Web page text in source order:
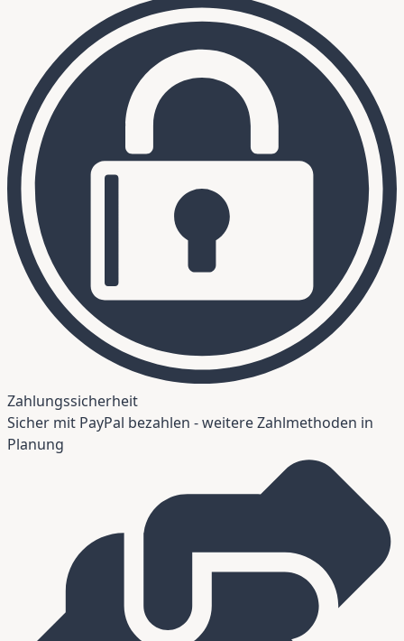
Zahlungssicherheit
Sicher mit PayPal bezahlen - weitere Zahlmethoden in
Planung